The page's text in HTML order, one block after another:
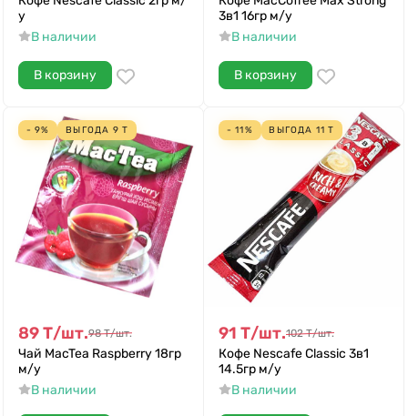
у
В наличии
В корзину
3в1 16гр м/у
В наличии
В корзину
- 9% ВЫГОДА 9 Т
89Т/шт.98 Т/шт.
Чай MacTea Raspberry 18гр
м/у
В наличии
- 11% ВЫГОДА 11 Т
91 Т/шт.102 Т/шт.
Кофе Nescafe Classic 3в1
14.5гр м/у
В наличии